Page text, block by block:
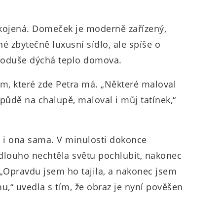
Domeček je moderně zařízený,
zbytečně luxusní sídlo, ale spíše o
dýchá teplo domova.
které zde Petra má. „Některé maloval
na chalupě, maloval i můj tatínek,“
ona sama. V minulosti dokonce
nechtěla světu pochlubit, nakonec
jsem ho tajila, a nakonec jsem
uvedla s tím, že obraz je nyní pověšen